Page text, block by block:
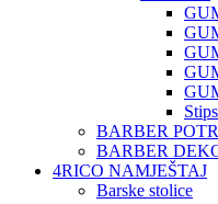
BARBER
BARBER
4RICO NAMJEŠTAJ
Barske stolice